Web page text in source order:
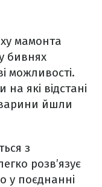
мамонта
бивнях
можливості.
які відстані
йшли
з
розв’язує
у поєднанні